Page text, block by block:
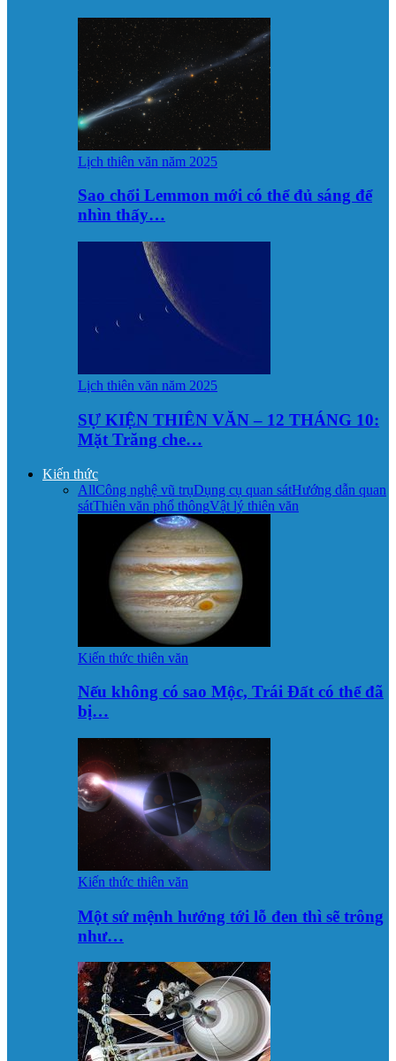
Lịch thiên văn năm 2025
Sao chổi Lemmon mới có thể đủ sáng để
nhìn thấy…
Lịch thiên văn năm 2025
SỰ KIỆN THIÊN VĂN – 12 THÁNG 10:
Mặt Trăng che…
Kiến thức
AllCông nghệ vũ trụDụng cụ quan sátHướng dẫn quan
sátThiên văn phổ thôngVật lý thiên văn
Kiến thức thiên văn
Nếu không có sao Mộc, Trái Đất có thể đã
bị…
Kiến thức thiên văn
Một sứ mệnh hướng tới lỗ đen thì sẽ trông
như…